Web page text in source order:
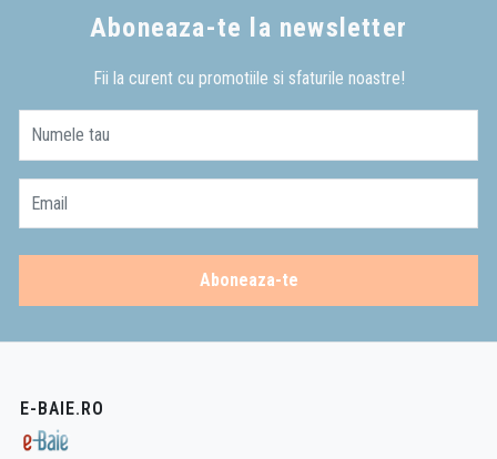
Aboneaza-te la newsletter
Fii la curent cu promotiile si sfaturile noastre!
Numele tau
Email
Aboneaza-te
E-BAIE.RO